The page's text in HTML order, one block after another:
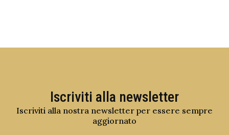
Iscriviti alla newsletter
Iscriviti alla nostra newsletter per essere sempre
aggiornato